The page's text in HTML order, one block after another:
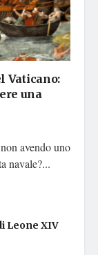
Vaticano:
una
avendo uno
navale?...
Leone XIV